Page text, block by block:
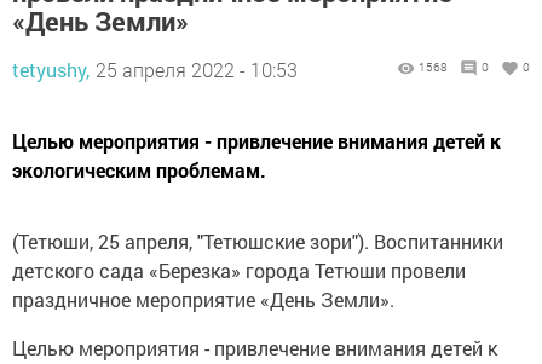
«День Земли»
tetyushy, 25 апреля 2022 - 10:53 1568 0 0
Целью мероприятия - привлечение внимания детей к
экологическим проблемам.
(Тетюши, 25 апреля, "Тетюшские зори"). Воспитанники
детского сада «Березка» города Тетюши провели
праздничное мероприятие «День Земли».
Целью мероприятия - привлечение внимания детей к